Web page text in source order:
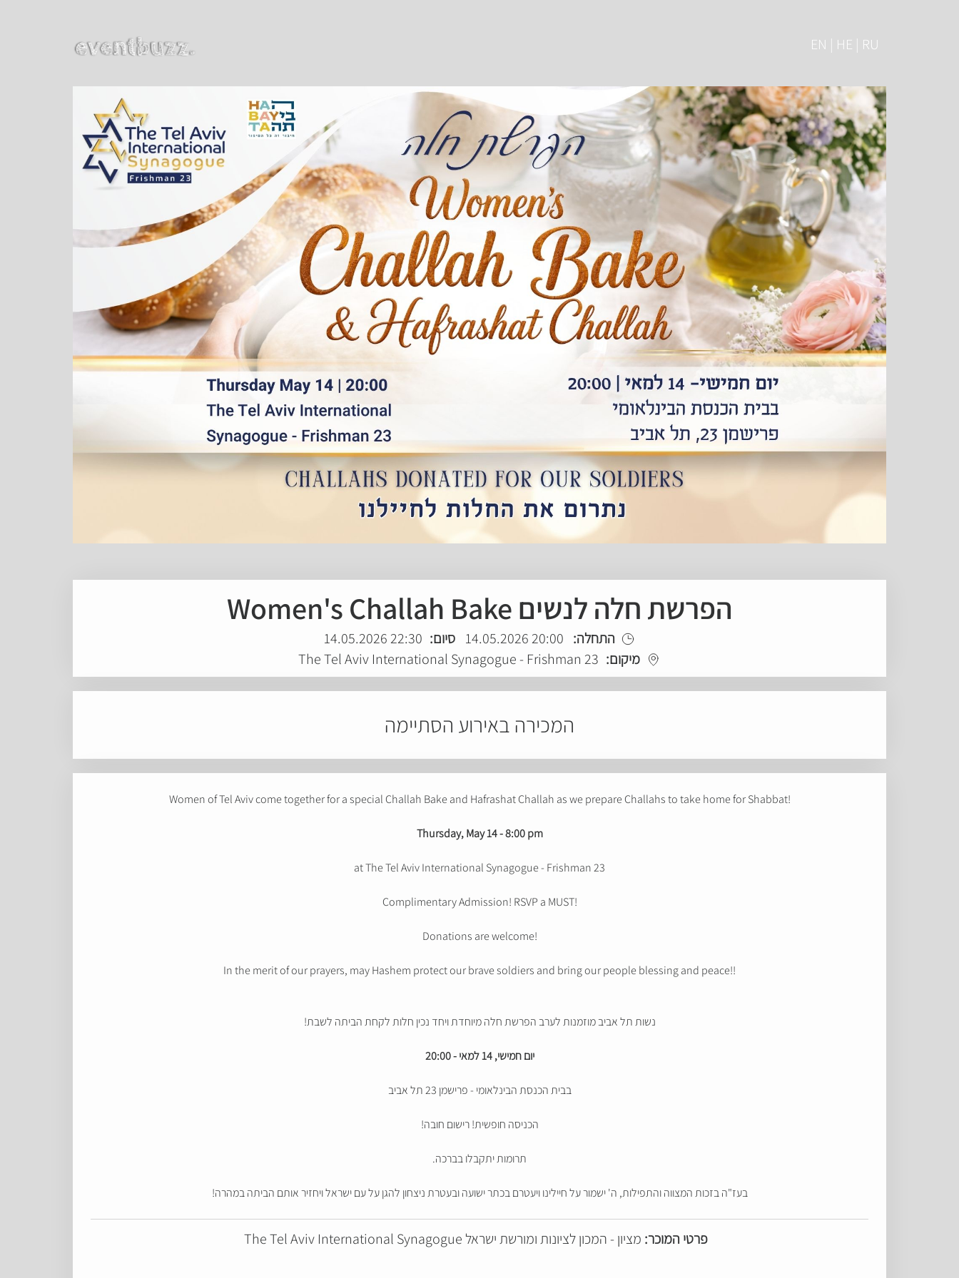
EN | HE | RU
הפרשת חלה לנשים Women's Challah Bake
התחלה: 20:00 14.05.2026 סיום: 22:30 14.05.2026
מיקום: The Tel Aviv International Synagogue - Frishman 23
המכירה באירוע הסתיימה
Women of Tel Aviv come together for a special Challah Bake and Hafrashat Challah as we prepare Challahs to take home for Shabbat!
Thursday, May 14 - 8:00 pm
at The Tel Aviv International Synagogue - Frishman 23
Complimentary Admission! RSVP a MUST!
Donations are welcome!
In the merit of our prayers, may Hashem protect our brave soldiers and bring our people blessing and peace!!
נשות תל אביב מוזמנות לערב הפרשת חלה מיוחדת ויחד נכין חלות לקחת הביתה לשבת!
יום חמישי, 14 למאי - 20:00
בבית הכנסת הבינלאומי - פרישמן 23 תל אביב
הכניסה חופשית! רישום חובה!
תרומות יתקבלו בברכה.
בעז"ה בזכות המצווה והתפילות, ה' ישמור על חיילינו ויעטרם בכתר ישועה ובעטרת ניצחון להגן על עם ישראל ויחזיר אותם הביתה במהרה!
פרטי המוכר: מציון - המכון לציונות ומורשת ישראל The Tel Aviv International Synagogue